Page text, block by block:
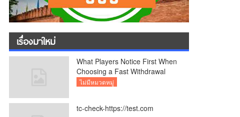
เรื่องมาใหม่
What Players Notice First When
Choosing a Fast Withdrawal
Casino UK
ไม่มีหมวดหมู่
tc-check-https://test.com